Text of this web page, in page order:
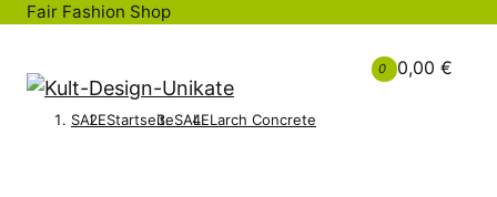
Fair Fashion Shop
0 0,00 €
SALEStartseiteSALELarch Concrete